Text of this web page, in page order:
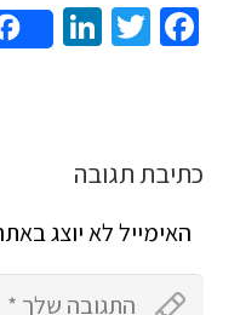
Facebook
Twitter
כתיבת תגובה
האימייל לא יוצג